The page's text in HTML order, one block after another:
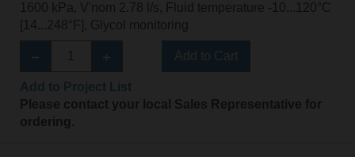
1600 kPa, V'nom 2.78 l/s, Fluid temperature -10...120°C
[14...248°F], Glycol monitoring
Please contact your local Sales Representative for
ordering.